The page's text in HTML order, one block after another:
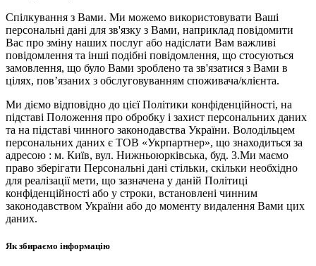
Спілкування з Вами. Ми можемо використовувати Ваші
персональні дані для зв'язку з Вами, наприклад повідомити
Вас про зміну наших послуг або надіслати Вам важливі
повідомлення та інші подібні повідомлення, що стосуються
замовлення, що було Вами зроблено та зв'язатися з Вами в
цілях, пов’язаних з обслуговуванням споживача/клієнта.
Ми діємо відповідно до цієї Політики конфіденційності, на
підставі Положення про обробку і захист персональних даних
та на підставі чинного законодавства України. Володільцем
персональних даних є ТОВ «Укрпартнер», що знаходиться за
адресою : м. Київ, вул. Нижньоюркiвська, буд. 3.Ми маємо
право зберігати Персональні дані стільки, скільки необхідно
для реалізації мети, що зазначена у даній Політиці
конфіденційності або у строки, встановлені чинним
законодавством України або до моменту видалення Вами цих
даних.
Як збираємо інформацію